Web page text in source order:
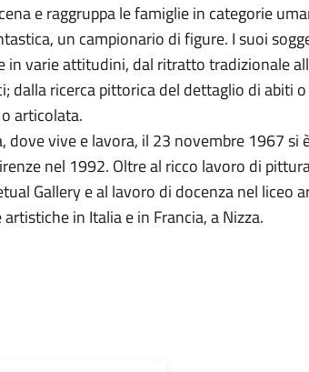
e raggruppa le famiglie in categorie
un campionario di figure. I suoi
in varie attitudini, dal ritratto tradizionale
dalla ricerca pittorica del dettaglio di abiti
articolata.
dove vive e lavora, il 23 novembre 1967
nel 1992. Oltre al ricco lavoro di
Gallery e al lavoro di docenza nel liceo
in Italia e in Francia, a Nizza.